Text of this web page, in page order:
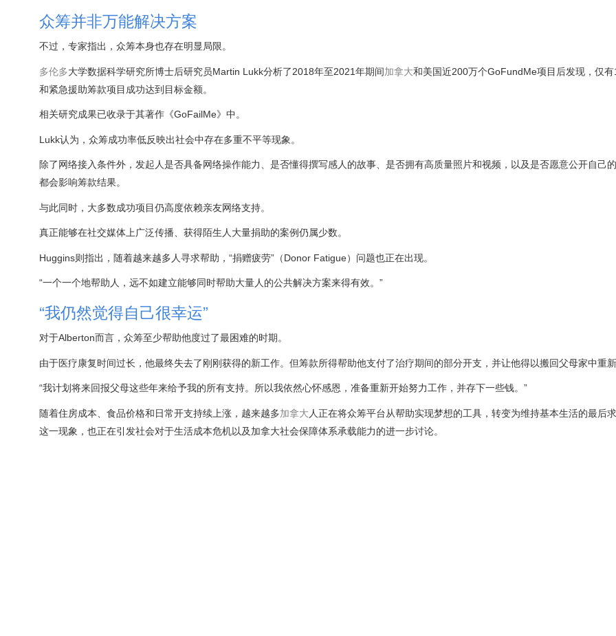
众筹并非万能解决方案
不过，专家指出，众筹本身也存在明显局限。
多伦多大学数据科学研究所博士后研究员Martin Lukk分析了2018年至2021年期间加拿大和美国近200万个GoFundMe项目后发现，仅
和紧急援助筹款项目成功达到目标金额。
相关研究成果已收录于其著作《GoFailMe》中。
Lukk认为，众筹成功率低反映出社会中存在多重不平等现象。
除了网络接入条件外，发起人是否具备网络操作能力、是否懂得撰写感人的故事、是否拥有高质量照片和视频，以及是否愿意公开自己
都会影响筹款结果。
与此同时，大多数成功项目仍高度依赖亲友网络支持。
真正能够在社交媒体上广泛传播、获得陌生人大量捐助的案例仍属少数。
Huggins则指出，随着越来越多人寻求帮助，“捐赠疲劳”（Donor Fatigue）问题也正在出现。
“一个一个地帮助人，远不如建立能够同时帮助大量人的公共解决方案来得有效。”
“我仍然觉得自己很幸运”
对于Alberton而言，众筹至少帮助他度过了最困难的时期。
由于医疗康复时间过长，他最终失去了刚刚获得的新工作。但筹款所得帮助他支付了治疗期间的部分开支，并让他得以搬回父母家中重
“我计划将来回报父母这些年来给予我的所有支持。所以我依然心怀感恩，准备重新开始努力工作，并存下一些钱。”
随着住房成本、食品价格和日常开支持续上涨，越来越多加拿大 人正在将众筹平台从帮助实现梦想的工具，转变为维持基本生活的最后
这一现象，也正在引发社会对于生活成本危机以及加拿大社会保障体系承载能力的进一步讨论。